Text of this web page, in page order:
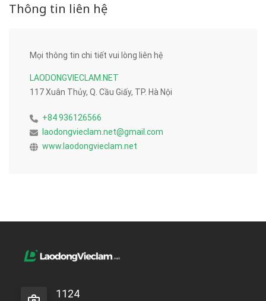
Thông tin liên hệ
Mọi thông tin chi tiết vui lòng liên hệ
LAODONGVIECLAM.NET
117 Xuân Thủy, Q. Cầu Giấy, TP. Hà Nội
+84 936126566
laodongvieclam.net@gmail.com
www.laodongvieclam.net
1124